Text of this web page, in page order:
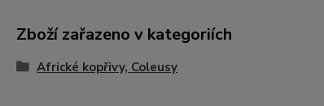
Zboží zařazeno v kategoriích
Africké kopřivy, Coleusy